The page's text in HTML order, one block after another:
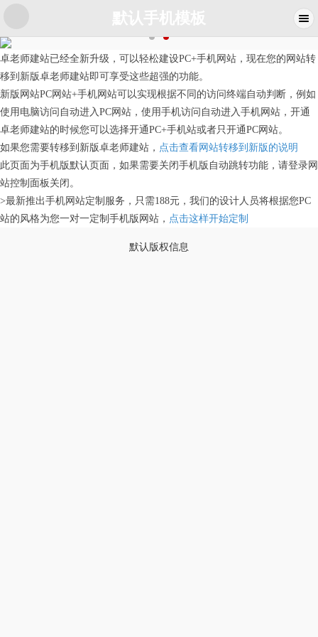
卓老师建站已经全新升级，可以轻松建设PC+手机网站，现在您的网站转
移到新版卓老师建站即可享受这些超强的功能。
新版网站PC网站+手机网站可以实现根据不同的访问终端自动判断，例如
使用电脑访问自动进入PC网站，使用手机访问自动进入手机网站，开通
卓老师建站的时候您可以选择开通PC+手机站或者只开通PC网站。
如果您需要转移到新版卓老师建站， 点击查看网站转移到新版的说明
此页面为手机版默认页面，如果需要关闭手机版自动跳转功能，请登录网
站控制面板关闭。
>最新推出手机网站定制服务，只需188元，我们的设计人员将根据您PC
站的风格为您一对一定制手机版网站， 点击这样开始定制
默认版权信息